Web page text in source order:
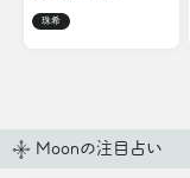
珠希
Moonの注目占い